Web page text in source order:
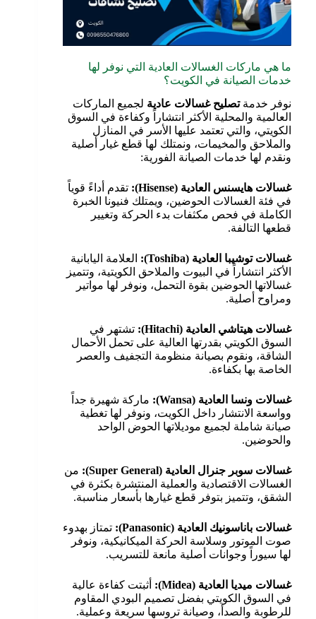
ما هي ماركات الغسالات العادية التي نوفر لها
خدمات الصيانة في الكويت؟
نوفر خدمةتصليح غسالات عادية لجميع الماركات
العالمية والمحلية الأكثر انتشاراً وكفاءة في السوق
الكويتي، والتي تعتمد عليها الأسر في المنازل
والملاحق والمخيمات، ونمتلك لها قطع غيار أصلية
ونقدم لها خدمات الصيانة الفورية:
غسالات هايسنس العادية (Hisense):
تقدم أداءً قوياً
في فئة الغسالات الحوضين، ويمتلك فنيونا الخبرة
الكاملة في فحص مكثفات بدء الحركة وتغيير
قطعها التالفة.
غسالات توشيبا العادية (Toshiba):
العلامة اليابانية
الأكثر انتشاراً في البيوت والملاحق الكويتية، وتتميز
غسالاتها الحوضين بقوة التحمل، ونوفر لها مواتير
ومراوح أصلية.
غسالات هيتاشي العادية (Hitachi):
تشتهر في
السوق الكويتي بقدرتها العالية على تحمل الأحمال
الشاقة، ونقوم بصيانة منظومة التجفيف والعصر
الخاصة بها بكفاءة.
غسالات ونسا العادية (Wansa):
ماركة شهيرة جداً
وواسعة الانتشار داخل الكويت، ونوفر لها تغطية
صيانة شاملة لجميع موديلاتها الحوض الواحد
والحوضين.
غسالات سوبر جنرال العادية (Super General):
من
الغسالات الاقتصادية والعملية المنتشرة بكثرة في
الشقق، وتتميز بتوفر قطع غيارها بأسعار مناسبة.
غسالات باناسونيك العادية (Panasonic):
تمتاز بهدوء
صوت الموتور وسلاسة الحركة الميكانيكية، ونوفر
لها سيوراً وجوانات أصلية مانعة للتسريب.
غسالات ميديا العادية (Midea):
أثبتت كفاءة عالية
في السوق الكويتي بفضل تصميم البودي المقاوم
للرطوبة والصدأ، وصيانة تروسها سريعة وعملية.